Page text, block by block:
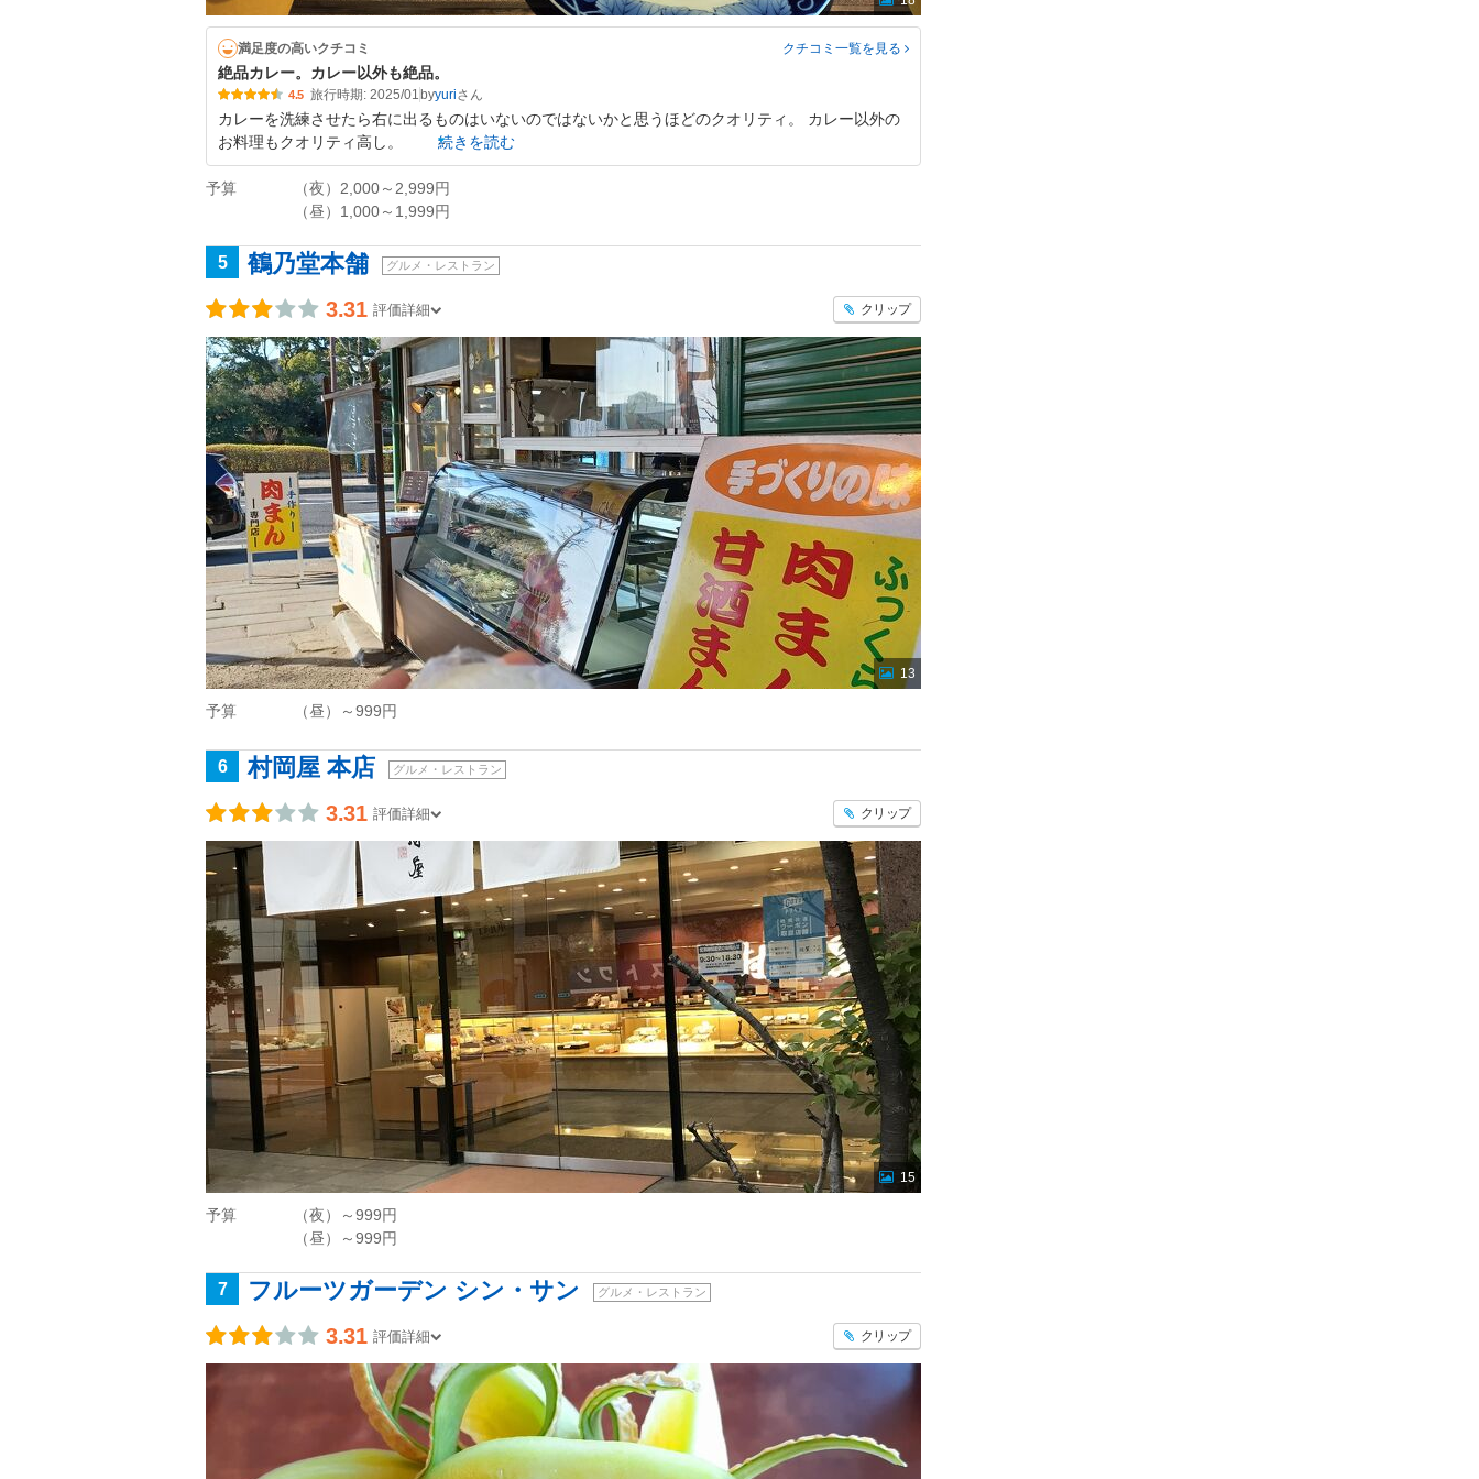
満足度の高いクチコミ クチコミ一覧を見る
絶品カレー。カレー以外も絶品。
4.5 旅行時期: 2025/01 byyuri
カレーを洗練させたら右に出るものはいないのではないかと思うほどのクオリティ。 カレー以外の
お料理もクオリティ高し。
続きを読む
予算
（夜）2,000～2,999円
（昼）1,000～1,999円
5 鶴乃堂本舗 グルメ・レストラン
3.31 評価詳細 クリップ
13
予算 （昼）～999円
6 村岡屋 本店 グルメ・レストラン
3.31 評価詳細 クリップ
15
予算
（夜）～999円
（昼）～999円
7 フルーツガーデン シン・サン グルメ・レストラン
3.31 評価詳細 クリップ